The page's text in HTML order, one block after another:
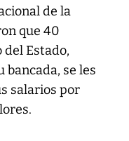
de la
que 40
Estado,
bancada, se les
salarios por